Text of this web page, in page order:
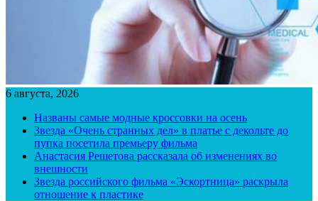
6 августа, 2026
Названы самые модные кроссовки на осень
Звезда «Очень странных дел» в платье с декольте до
пупка посетила премьеру фильма
Анастасия Решетова рассказала об изменениях во
внешности
Звезда российского фильма «Эскортница» раскрыла
отношение к пластике